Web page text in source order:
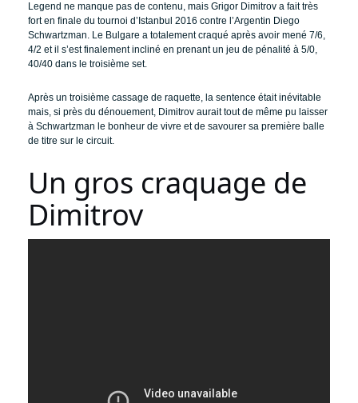
Legend ne manque pas de contenu, mais Grigor Dimitrov a fait très
fort en finale du tournoi d’Istanbul 2016 contre l’Argentin Diego
Schwartzman. Le Bulgare a totalement craqué après avoir mené 7/6,
4/2 et il s’est finalement incliné en prenant un jeu de pénalité à 5/0,
40/40 dans le troisième set.
Après un troisième cassage de raquette, la sentence était inévitable
mais, si près du dénouement, Dimitrov aurait tout de même pu laisser
à Schwartzman le bonheur de vivre et de savourer sa première balle
de titre sur le circuit.
Un gros craquage de
Dimitrov